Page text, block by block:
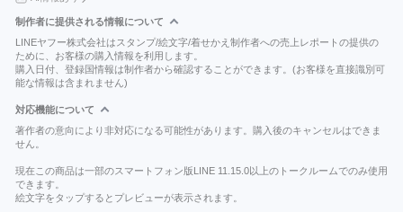
制作者に提供される情報について
LINEヤフー株式会社はスタンプ/絵文字/着せかえ制作者への売上レポートの提供の
ために、お客様の購入情報を利用します。
購入日付、登録国情報は制作者から確認することができます。(お客様を直接識別可
能な情報は含まれません)
対応機能について
著作者の意向により非対応になる可能性があります。購入後のキャンセルはできま
せん。
現在この商品は一部のスマートフォン版LINE 11.15.0以上のトークルームでのみ使用
できます。
絵文字をタップするとプレビューが表示されます。